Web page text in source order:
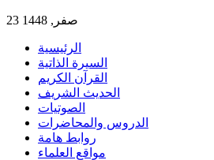
23 صفر, 1448
الرئيسية
السيرة الذاتية
القرآن الكريم
الحديث الشريف
الصوتيات
الدروس والمحاضرات
روابط هامة
مواقع العلماء